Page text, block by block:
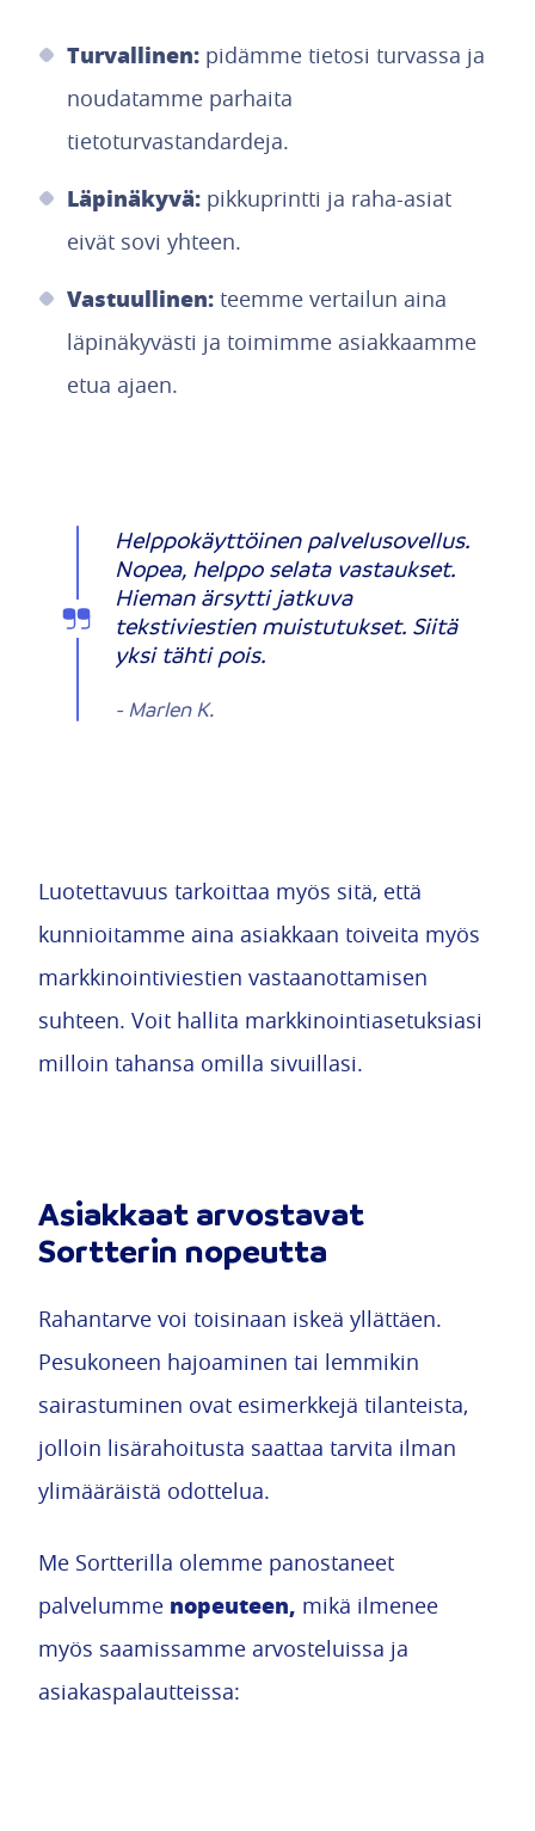
Turvallinen: pidämme tietosi turvassa ja
noudatamme parhaita
tietoturvastandardeja.
Läpinäkyvä: pikkuprintti ja raha-asiat
eivät sovi yhteen.
Vastuullinen: teemme vertailun aina
läpinäkyvästi ja toimimme asiakkaamme
etua ajaen.
Helppokäyttöinen palvelusovellus.
Nopea, helppo selata vastaukset.
Hieman ärsytti jatkuva
tekstiviestien muistutukset. Siitä
yksi tähti pois.
- Marlen K.
Luotettavuus tarkoittaa myös sitä, että
kunnioitamme aina asiakkaan toiveita myös
markkinointiviestien vastaanottamisen
suhteen. Voit hallita markkinointiasetuksiasi
milloin tahansa omilla sivuillasi.
Asiakkaat arvostavat
Sortterin nopeutta
Rahantarve voi toisinaan iskeä yllättäen.
Pesukoneen hajoaminen tai lemmikin
sairastuminen ovat esimerkkejä tilanteista,
jolloin lisärahoitusta saattaa tarvita ilman
ylimääräistä odottelua.
Me Sortterilla olemme panostaneet
palvelumme nopeuteen, mikä ilmenee
myös saamissamme arvosteluissa ja
asiakaspalautteissa: